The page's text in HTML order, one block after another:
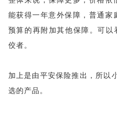
能获得一年意外保障，普通家
预算的再附加其他保障。可以
佼者。
加上是由平安保险推出，所以
选的产品。